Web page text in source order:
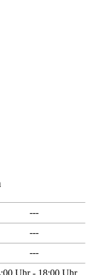
---
---
---